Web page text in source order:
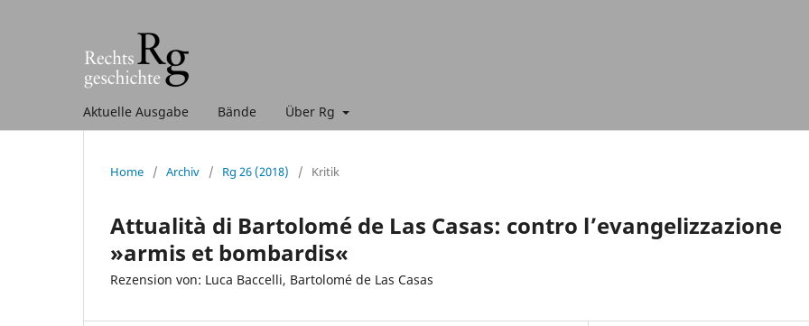
Aktuelle Ausgabe Bände Über Rg
Home / Archiv / Rg 26 (2018) / Kritik
Attualità di Bartolomé de Las Casas: contro l’evangelizzazione
»armis et bombardis«
Rezension von: Luca Baccelli, Bartolomé de Las Casas